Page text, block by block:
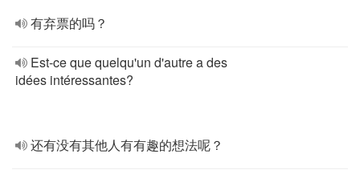
有弃票的吗？
Est-ce que quelqu'un d'autre a des
idées intéressantes?
还有没有其他人有有趣的想法呢？